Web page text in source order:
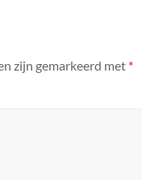
zijn gemarkeerd met *